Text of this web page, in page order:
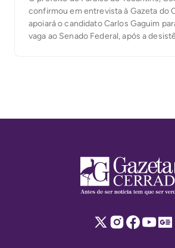
confirmou em entrevista à Gazeta do
apoiará o candidato Carlos Gaguim
vaga ao Senado Federal, após a